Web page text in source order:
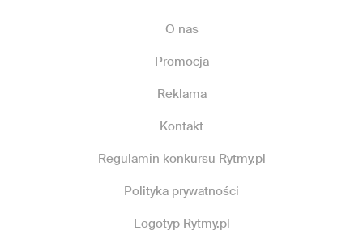
O nas
Promocja
Reklama
Kontakt
Regulamin konkursu Rytmy.pl
Polityka prywatności
Logotyp Rytmy.pl